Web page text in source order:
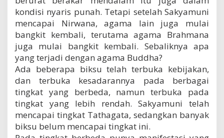
kondisi nyaris punah. Tetapi setelah Sakyamuni
mencapai Nirwana, agama lain juga mulai
bangkit kembali, terutama agama Brahmana
juga mulai bangkit kembali. Sebaliknya apa
yang terjadi dengan agama Buddha?
Ada beberapa biksu telah terbuka kebijakan,
dan terbuka kesadarannya pada berbagai
tingkat yang berbeda, namun terbuka pada
tingkat yang lebih rendah. Sakyamuni telah
mencapai tingkat Tathagata, sedangkan banyak
biksu belum mencapai tingkat ini.